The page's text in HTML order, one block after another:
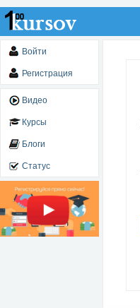
Войти
Регистрация
Видео
Курсы
Блоги
Статус